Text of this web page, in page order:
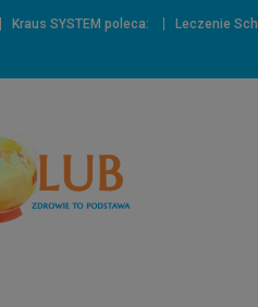
Kraus SYSTEM poleca: Leczenie